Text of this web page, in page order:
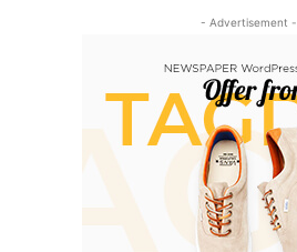
- Advertisement -